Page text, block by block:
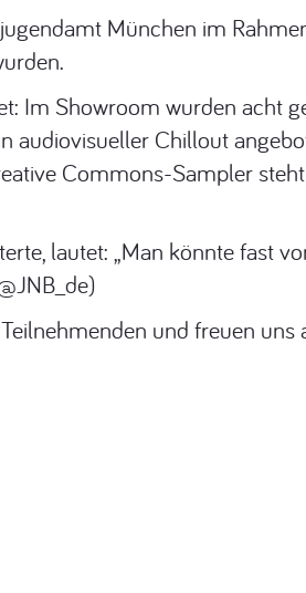
München im
Im Showroom wurden acht
Chillout
Commons-Sampler
lautet: „Man könnte fast
und freuen uns